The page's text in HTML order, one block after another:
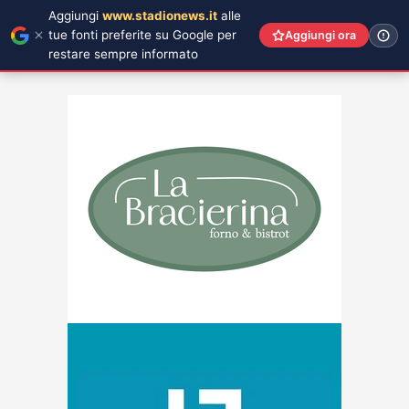
Aggiungi www.stadionews.it alle
tue fonti preferite su Google per
restare sempre informato
Aggiungi ora